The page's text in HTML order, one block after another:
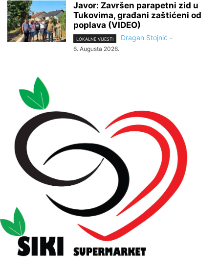
Javor: Završen parapetni zid u
Tukovima, građani zaštićeni od
poplava (VIDEO)
LOKALNE VIJESTI Dragan Stojnić -
6. Augusta 2026.